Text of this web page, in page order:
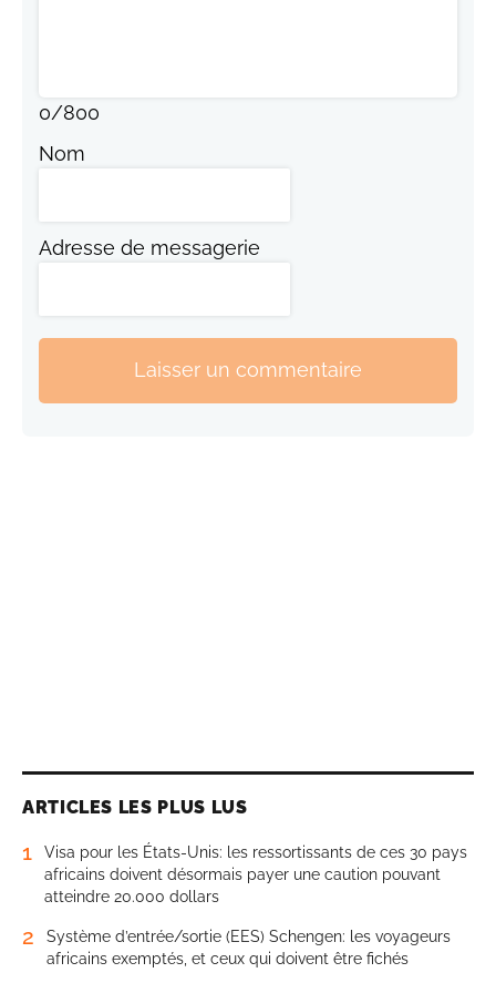
0/800
Nom
Adresse de messagerie
Laisser un commentaire
ARTICLES LES PLUS LUS
1
Visa pour les États-Unis: les ressortissants de ces 30 pays
africains doivent désormais payer une caution pouvant
atteindre 20.000 dollars
2
Système d’entrée/sortie (EES) Schengen: les voyageurs
africains exemptés, et ceux qui doivent être fichés